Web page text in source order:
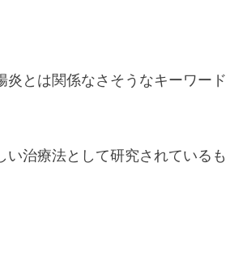
炎とは関係なさそうなキーワード
い治療法として研究されているも